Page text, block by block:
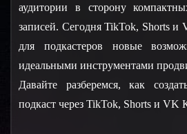
аудитории в сторону
записей. Сегодня TikTok, Shorts
для подкастеров новые
идеальными инструментами
Давайте разберемся, как
подкаст через TikTok, Shorts и VK